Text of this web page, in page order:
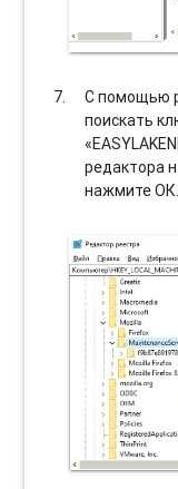
С помощью
поискать
редактора
нажмите ОК.